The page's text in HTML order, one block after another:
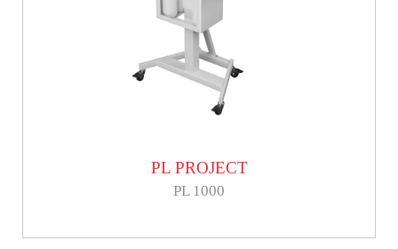
PL PROJECT
PL 1000